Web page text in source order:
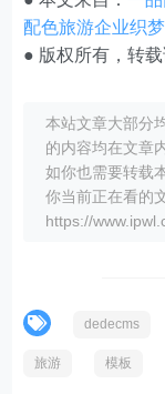
配色旅游企业织
● 版权所有，转载
本站文章大部分
的内容均在文章
如你也需要转载
你当前正在看的
https://
dedecms
旅游 模板